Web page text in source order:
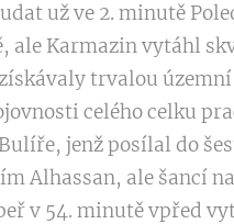
už ve 2. minutě
ale Karmazin vytáhl
trvalou
celého celku
jenž posílal do
Alhassan, ale šancí
v 54. minutě vpřed